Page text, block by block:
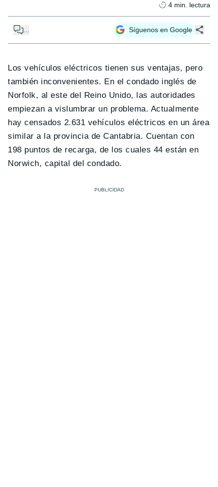
4 min. lectura
Síguenos en Google
Los vehículos eléctricos tienen sus ventajas, pero
también inconvenientes. En el condado inglés de
Norfolk, al este del Reino Unido, las autoridades
empiezan a vislumbrar un problema. Actualmente
hay censados 2.631 vehículos eléctricos en un área
similar a la provincia de Cantabria. Cuentan con
198 puntos de recarga, de los cuales 44 están en
Norwich, capital del condado.